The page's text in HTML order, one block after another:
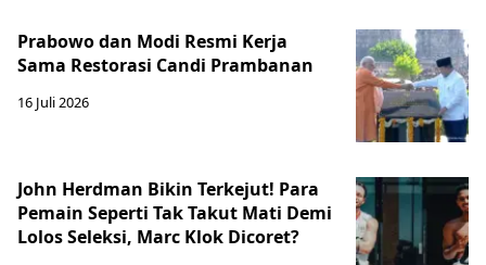
Prabowo dan Modi Resmi Kerja
Sama Restorasi Candi Prambanan
16 Juli 2026
John Herdman Bikin Terkejut! Para
Pemain Seperti Tak Takut Mati Demi
Lolos Seleksi, Marc Klok Dicoret?